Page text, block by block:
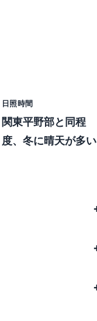
日照時間
関東平野部と同程
度、冬に晴天が多い